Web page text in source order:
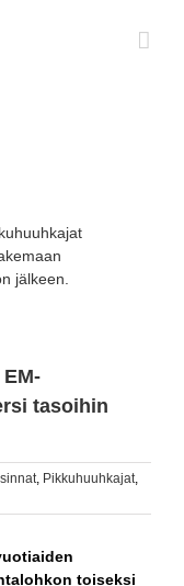
jälkeen.
tasoihin
, Pikkuhuuhkajat,
toiseksi